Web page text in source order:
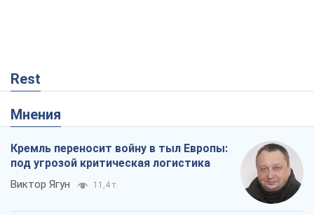
Rest
Мнения
Кремль переносит войну в тыл Европы:
под угрозой критическая логистика
Виктор Ягун 11,4 т.